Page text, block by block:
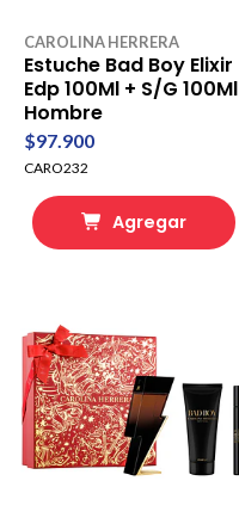
CAROLINA HERRERA
Estuche Bad Boy Elixir
Edp 100Ml + S/G 100Ml
Hombre
$97.900
CARO232
Agregar